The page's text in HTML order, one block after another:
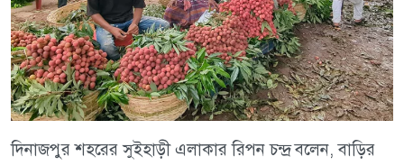
দিনাজপুর শহরের সুইহাড়ী এলাকার রিপন চন্দ্র বলেন, বাড়ির